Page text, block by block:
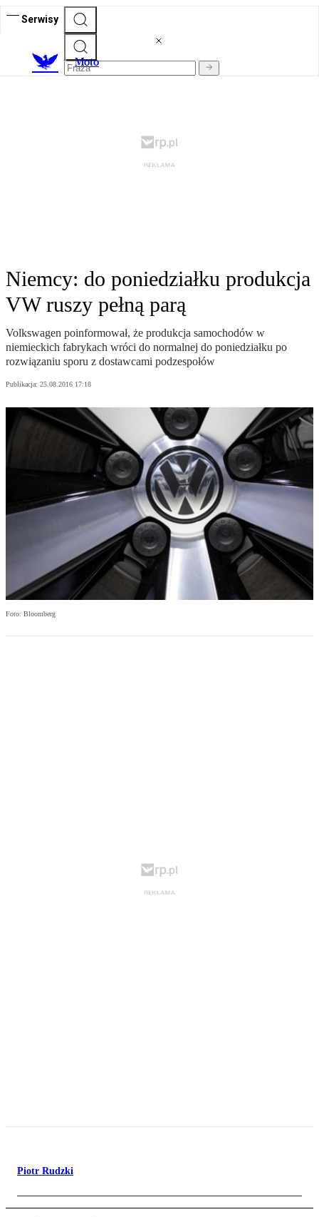
Serwisy
Moto
Niemcy: do poniedziałku produkcja
VW ruszy pełną parą
Volkswagen poinformował, że produkcja samochodów w
niemieckich fabrykach wróci do normalnej do poniedziałku po
rozwiązaniu sporu z dostawcami podzespołów
Publikacja: 25.08.2016 17:18
Foto: Bloomberg
Piotr Rudzki